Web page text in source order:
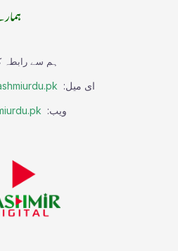
ہم سے رابطہ
ای میل:
ویب: